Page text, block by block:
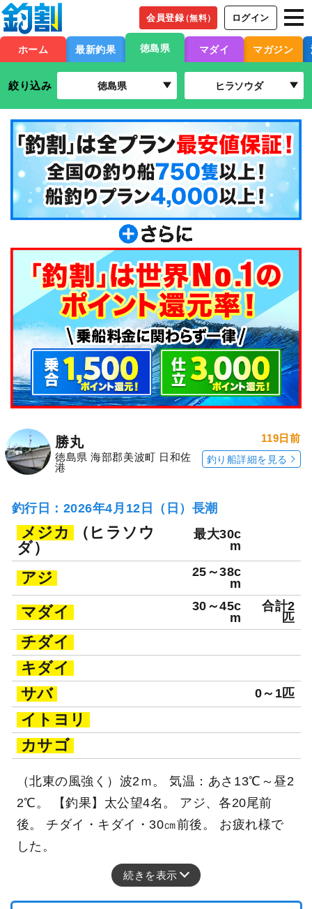
会員登録（無料） ログイン
ホーム 最新釣果 徳島県 マダイ マガジン
絞り込み 徳島県 ヒラソウダ
勝丸
徳島県 海部郡美波町 日和佐
港
119日前
釣り船詳細を見る
釣行日：2026年4月12日（日）長潮
メジカ
（ヒラソウ
ダ）
最大30c
m
アジ
25～38c
m
マダイ
30～45c
m
合計2
匹
チダイ
キダイ
サバ
0～1匹
イトヨリ
カサゴ
（北東の風強く）波2ｍ。 気温：あさ13℃～昼2
2℃。 【釣果】太公望4名。 アジ、各20尾前
後。 チダイ・キダイ・30㎝前後。 お疲れ様で
した。
続きを表示